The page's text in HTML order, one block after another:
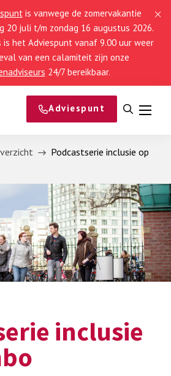
is vanwege de zomervakantie
20 juli t/m zondag 16 augustus 2026.
is het Adviespunt vanaf 9.00 uur weer
van een calamiteit zijn onze
24/7 bereikbaar.
Adviespunt
Open
Menu
Podcastserie inclusie op
inclusie